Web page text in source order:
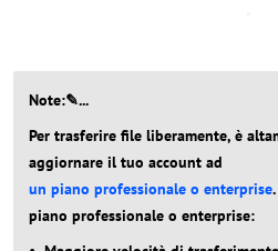
Note:✎...
Per trasferire file liberamente, è
aggiornare il tuo account ad
un piano professionale o enterprise
piano professionale o enterprise: